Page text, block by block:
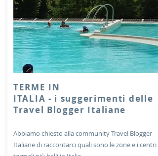
TERME IN
ITALIA - i suggerimenti delle
Travel Blogger Italiane
Abbiamo chiesto alla community Travel Blogger
Italiane di raccontarci quali sono le zone e i centri